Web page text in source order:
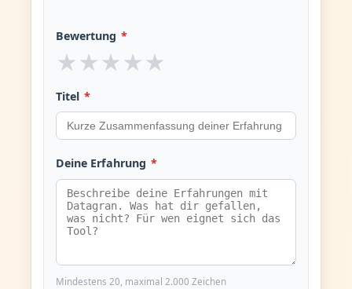
Bewertung *
★ ★ ★ ★ ★
Titel *
Deine Erfahrung *
Mindestens 20, maximal 2.000 Zeichen